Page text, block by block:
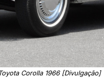
Corolla 1966 [Divulgação]